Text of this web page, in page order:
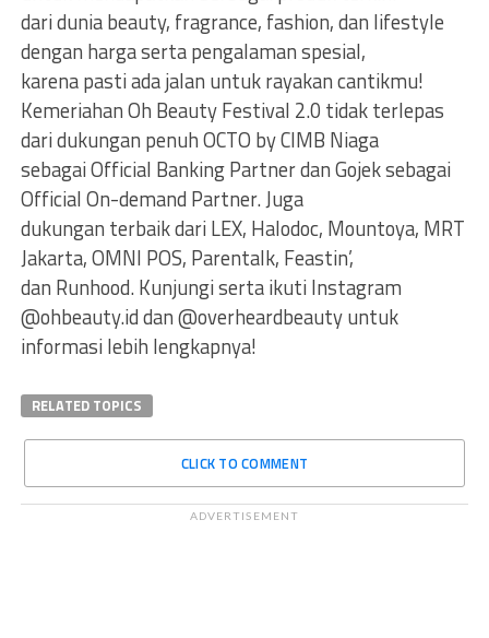
dari dunia beauty, fragrance, fashion, dan lifestyle
dengan harga serta pengalaman spesial,
karena pasti ada jalan untuk rayakan cantikmu!
Kemeriahan Oh Beauty Festival 2.0 tidak terlepas
dari dukungan penuh OCTO by CIMB Niaga
sebagai Official Banking Partner dan Gojek sebagai
Official On-demand Partner. Juga
dukungan terbaik dari LEX, Halodoc, Mountoya, MRT
Jakarta, OMNI POS, Parentalk, Feastin’,
dan Runhood. Kunjungi serta ikuti Instagram
@ohbeauty.id dan @overheardbeauty untuk
informasi lebih lengkapnya!
RELATED TOPICS
CLICK TO COMMENT
ADVERTISEMENT